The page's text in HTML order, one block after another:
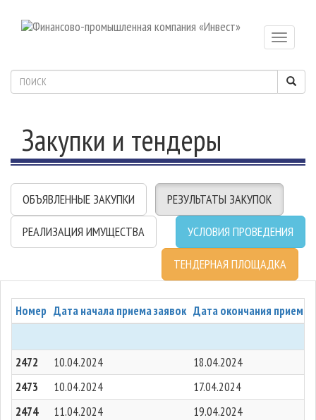
Toggle
navigation
Закупки и тендеры
ОБЪЯВЛЕННЫЕ ЗАКУПКИ
РЕЗУЛЬТАТЫ ЗАКУПОК
РЕАЛИЗАЦИЯ ИМУЩЕСТВА
УСЛОВИЯ ПРОВЕДЕНИЯ
ТЕНДЕРНАЯ ПЛОЩАДКА
Номер Дата начала приема заявок Дата окончания приема
2472 10.04.2024
18.04.2024
2473
10.04.2024
17.04.2024
2474
11.04.2024
19.04.2024